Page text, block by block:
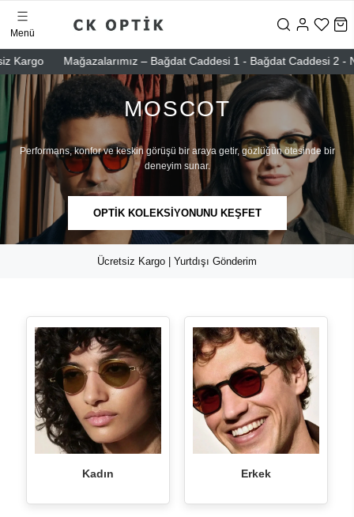
Mağazalarımız – Bağdat Caddesi 1 - Bağdat Caddesi 2 -
Menü
MOSCOT
Performans, konfor ve keskin görüşü bir araya getir, gözlüğün ötesinde bir
deneyim sunar.
OPTİK KOLEKSİYONUNU KEŞFET
Ücretsiz Kargo | Yurtdışı Gönderim
Kadın Erkek